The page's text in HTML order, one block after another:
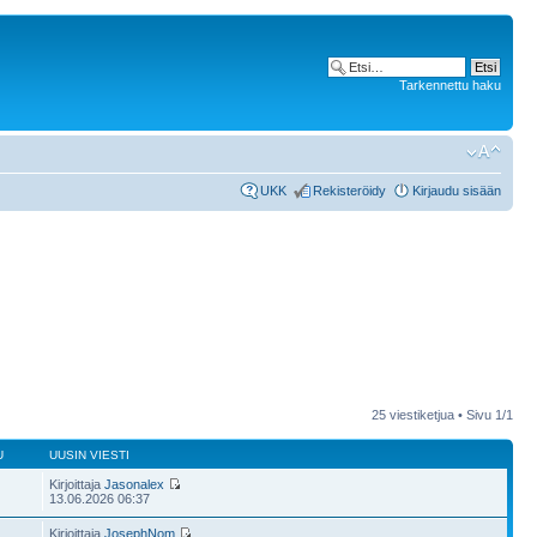
Tarkennettu haku
UKK Rekisteröidy Kirjaudu sisään
25 viestiketjua • Sivu 1/1
UUSIN VIESTI
KirjoittajaJasonalex
13.06.2026 06:37
KirjoittajaJosephNom